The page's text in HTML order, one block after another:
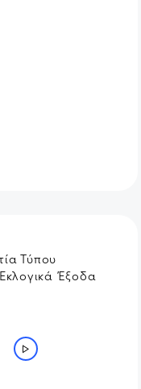
Τύπου
Εκλογικά Έξοδα